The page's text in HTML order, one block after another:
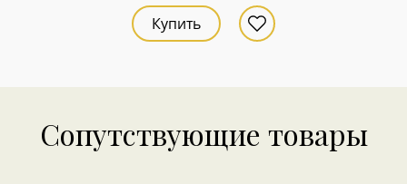
Купить
Сопутствующие товары